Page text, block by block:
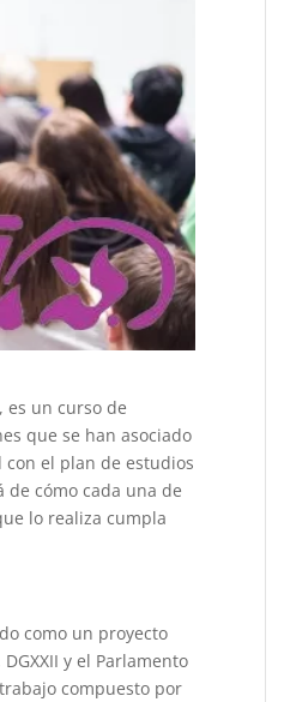
es un curso de
que se han asociado
el plan de estudios
cómo cada una de
lo realiza cumpla
como un proyecto
y el Parlamento
compuesto por